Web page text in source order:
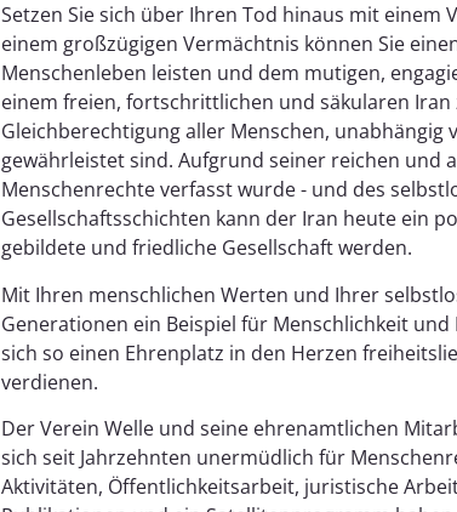
Setzen Sie sich über Ihren Tod hinaus mit
einem großzügigen Vermächtnis können Sie
Menschenleben leisten und dem mutigen,
einem freien, fortschrittlichen und säkularen
Gleichberechtigung aller Menschen, unabhängig
gewährleistet sind. Aufgrund seiner reichen und
Menschenrechte verfasst wurde - und des
Gesellschaftsschichten kann der Iran heute ein
gebildete und friedliche Gesellschaft werden.
Mit Ihren menschlichen Werten und Ihrer
Generationen ein Beispiel für Menschlichkeit
sich so einen Ehrenplatz in den Herzen
verdienen.
Der Verein Welle und seine ehrenamtlichen
sich seit Jahrzehnten unermüdlich für
Aktivitäten, Öffentlichkeitsarbeit, juristische